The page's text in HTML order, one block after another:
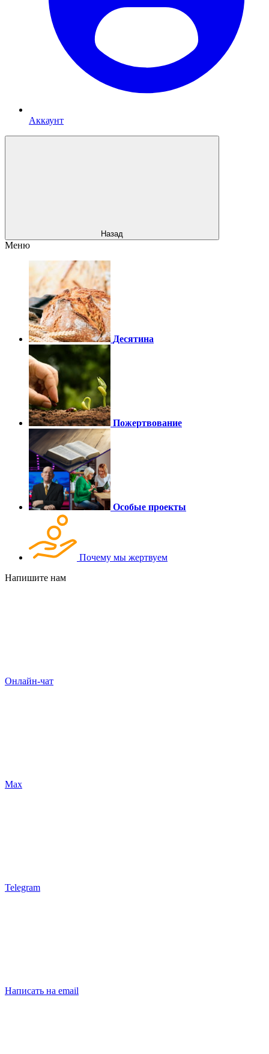
Аккаунт
Назад
Меню
Десятина
Пожертвование
Особые проекты
Почему мы жертвуем
Напишите нам
Онлайн-чат
Max
Telegram
Написать на email